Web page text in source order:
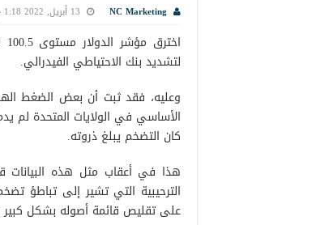
NC Marketing 13 أبريل, 2022 1:18 م
لتشديد بنك الاحتياطي الفيدرالي.
وعليه، فقد ثبت أن بعض الضغط
الأساسي في الولايات المتحدة لم
كان التضخم يبلغ ذروته.
هذا في أعقاب مثل هذه البيانات
الترحيبية التي تشير إلى تباطؤ
على تقليص قائمة أصوله بشكل كبير